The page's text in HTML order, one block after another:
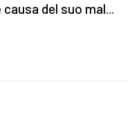
del suo mal...